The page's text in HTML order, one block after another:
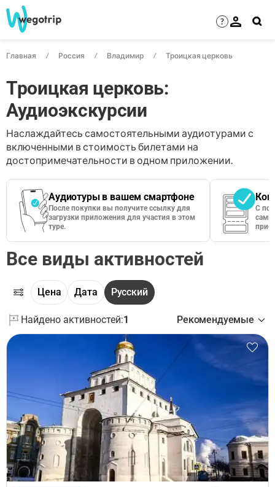
?
Главная Россия Владимир Троицкая церковь
Троицкая церковь:
Аудиоэкскурсии
Наслаждайтесь самостоятельными аудиотурами с
включенными в стоимость билетами на
достопримечательности в одном приложении.
Аудиотуры в вашем смартфоне
После покупки вы получите ссылку для
загрузки приложения для участия в этом
туре.
С
сами
Все виды активностей
Цена Дата Русский
Найдено активностей:1 Рекомендуемые